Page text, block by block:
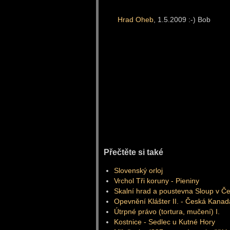
Hrad Oheb, 1.5.2009 :-) Bob
Přečtěte si také
Slovenský orloj
Vrchol Tři koruny - Pieniny
Skalní hrad a poustevna Sloup v
Opevnění Klášter II. - Česká
Útrpné právo (tortura, mučení) I.
Kostnice - Sedlec u Kutné Hory